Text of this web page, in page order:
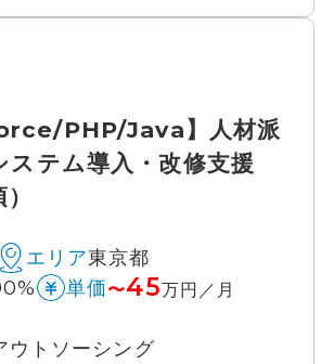
PHP/Java】人材派
ステム導入・改修支援
エリア東京都
単価〜45万円／月
ウトソーシング